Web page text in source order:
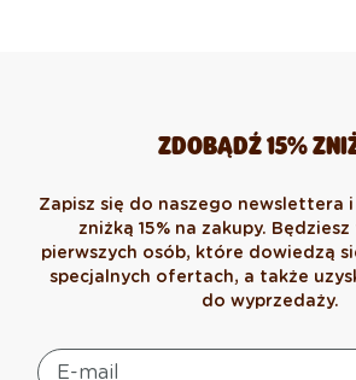
ZDOBĄDŹ 15%
Zapisz się do naszego newslettera
zniżką 15% na zakupy.
pierwszych osób, które dowiedzą
specjalnych ofertach, a także
do wyprzedaży.